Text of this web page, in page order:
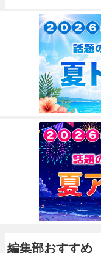
編集部おすすめ